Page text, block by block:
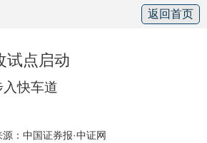
返回首页
试点启动
入快车道
源：中国证券报·中证网